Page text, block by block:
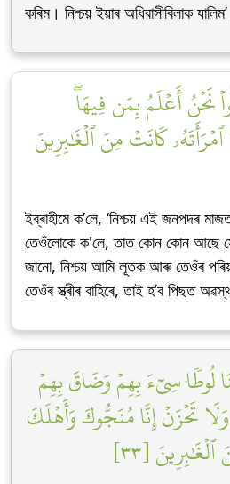
কৰিম। নিশ্চয় ইয়াৰ অধিবাসীবিলাক
نَحۡنُ أَعۡلَمُ بِمَن فِيهَاۖ
ٱمۡرَأَتَهُۥ كَانَتۡ مِنَ ٱلۡغَٰبِرِينَ
ইব্ৰাহীমে ক’লে, ‘নিশ্চয় এই জনপদৰ
তেওঁলোকে ক'লে, তাত কোন কোন আছে
জানো, নিশ্চয় আমি লূতক আৰু তেওঁৰ
তেওঁৰ স্ত্ৰীৰ বাহিৰে, তাই হ’ব পিছত
لُوطٗا سِيٓءَ بِهِمۡ وَضَاقَ بِهِمۡ
تَحۡزَنۡ إِنَّا مُنَجُّوكَ وَأَهۡلَكَ
[٣٣]